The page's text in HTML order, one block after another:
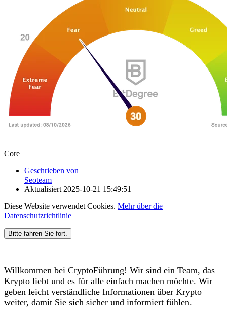
Core
Geschrieben von
Seoteam
Aktualisiert 2025-10-21 15:49:51
Diese Website verwendet Cookies. Mehr über die
Datenschutzrichtlinie
Bitte fahren Sie fort.
Willkommen bei CryptoFührung! Wir sind ein Team, das
Krypto liebt und es für alle einfach machen möchte. Wir
geben leicht verständliche Informationen über Krypto
weiter, damit Sie sich sicher und informiert fühlen.